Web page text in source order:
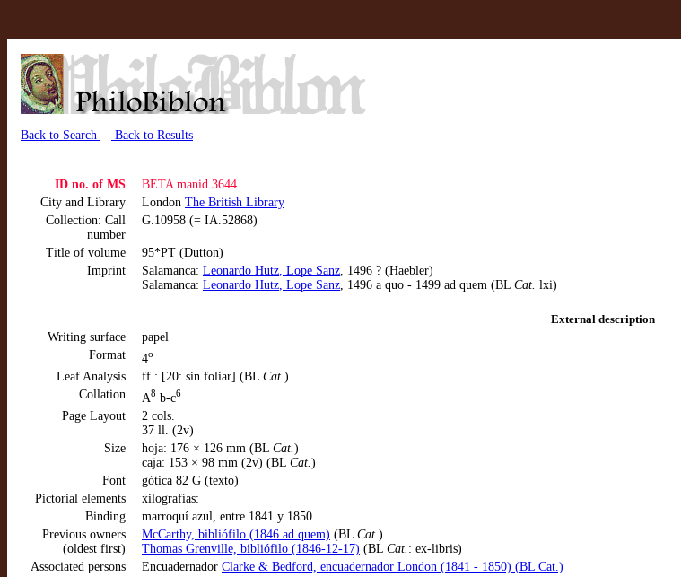
Back to Search Back to Results
ID no. of MS
BETA manid 3644
City and Library
London The British Library
Collection: Call
number
G.10958 (= IA.52868)
Title of volume
95*PT (Dutton)
Imprint
Salamanca: Leonardo Hutz, Lope Sanz, 1496 ? (Haebler)
Salamanca: Leonardo Hutz, Lope Sanz, 1496 a quo - 1499 ad quem (BL Cat. lxi)
External description
Writing surface
papel
Format
4o
Leaf Analysis ff.: [20: sin foliar] (BL Cat.)
Collation
A8 b-c6
Page Layout
2 cols.
37 ll. (2v)
Size
hoja: 176 × 126 mm (BL Cat.)
caja: 153 × 98 mm (2v) (BL Cat.)
Font
gótica 82 G (texto)
Pictorial elements
xilografías:
Binding
marroquí azul, entre 1841 y 1850
Previous owners
(oldest first)
McCarthy, bibliófilo (1846 ad quem) (BL Cat.)
Thomas Grenville, bibliófilo (1846-12-17) (BL Cat. : ex-libris)
Associated persons
Encuadernador Clarke & Bedford, encuadernador London (1841 - 1850) (BL Cat.)